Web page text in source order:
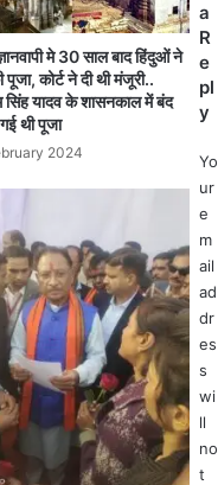
मे 30 साल बाद हिंदुओं ने
कोर्ट ने दी थी मंजूरी..
सिंह यादव के शासनकाल में बंद
थी पूजा
2024
a
R
e
pl
y
Yo
ur
e
m
ail
ad
dr
es
s
wi
ll
no
t